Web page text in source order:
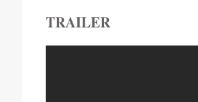
TRAILER